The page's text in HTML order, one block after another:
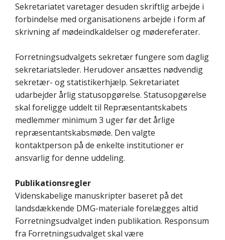
Sekretariatet varetager desuden skriftlig arbejde i
forbindelse med organisationens arbejde i form af
skrivning af mødeindkaldelser og mødereferater.
Forretningsudvalgets sekretær fungere som daglig
sekretariatsleder. Herudover ansættes nødvendig
sekretær- og statistikerhjælp. Sekretariatet
udarbejder årlig statusopgørelse. Statusopgørelse
skal foreligge uddelt til Repræsentantskabets
medlemmer minimum 3 uger før det årlige
repræsentantskabsmøde. Den valgte
kontaktperson på de enkelte institutioner er
ansvarlig for denne uddeling.
Publikationsregler
Videnskabelige manuskripter baseret på det
landsdækkende DMG-materiale forelægges altid
Forretningsudvalget inden publikation. Responsum
fra Forretningsudvalget skal være